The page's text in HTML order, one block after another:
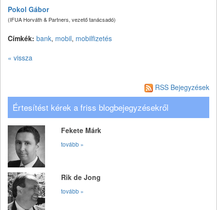
Pokol Gábor
(IFUA Horváth & Partners, vezető tanácsadó)
Címkék: bank, mobil, mobilfizetés
« vissza
RSS Bejegyzések
Értesítést kérek a friss blogbejegyzésekről
Fekete Márk
tovább »
Rik de Jong
tovább »